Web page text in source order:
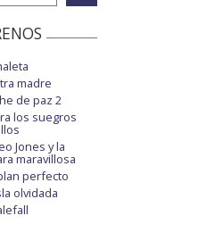
madre
de paz 2
los suegros
Jones y la
maravillosa
perfecto
olvidada